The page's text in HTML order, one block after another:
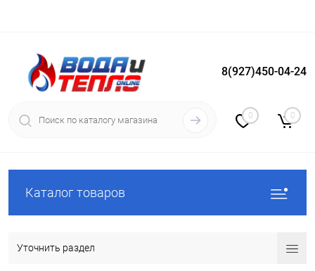
Вход Регистрация
8(927)450-04-24
0 0
Каталог товаров
Уточнить раздел